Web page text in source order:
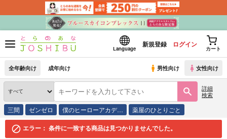
Language
新規登録 ログイン
カート
全年齢向け 成年向け 男性向け 女性向け
詳細
検索
三間 ゼンゼロ 僕のヒーローアカデ… 薬屋のひとりごと
エラー： 条件に一致する商品は見つかりませんでした。